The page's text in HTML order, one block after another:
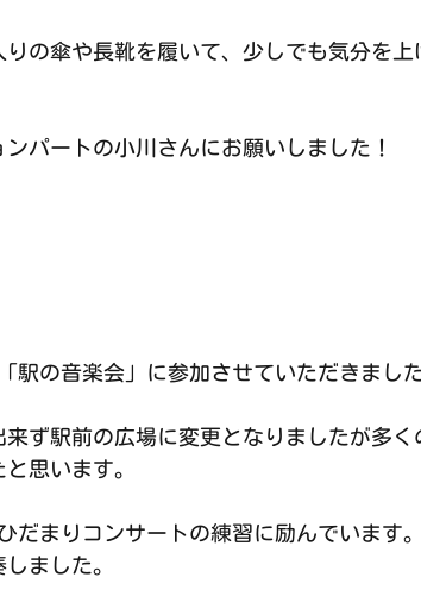
の傘や長靴を履いて、少しでも気分を上
パートの小川さんにお願いしました！
駅の音楽会」に参加させていただきました
ず駅前の広場に変更となりましたが多く
思います。
だまりコンサートの練習に励んでいます。
ました。